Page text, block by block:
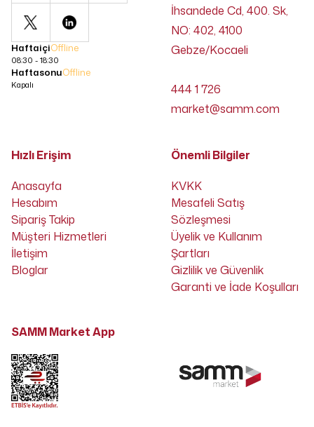
HaftaiçiOffline
08:30 - 18:30
HaftasonuOffline
Kapalı
İhsandede Cd, 400. Sk,
NO: 402, 4100
Gebze/Kocaeli
444 1 726
market@samm.com
Hızlı Erişim
Anasayfa
Hesabım
Sipariş Takip
Müşteri Hizmetleri
İletişim
Bloglar
Önemli Bilgiler
KVKK
Mesafeli Satış
Sözleşmesi
Üyelik ve Kullanım
Şartları
Gizlilik ve Güvenlik
Garanti ve İade Koşulları
SAMM Market App